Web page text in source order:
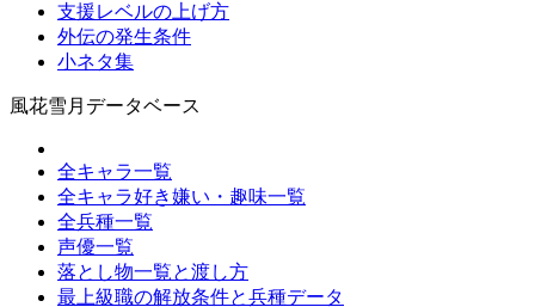
支援レベルの上げ方
外伝の発生条件
小ネタ集
風花雪月データベース
全キャラ一覧
全キャラ好き嫌い・趣味一覧
全兵種一覧
声優一覧
落とし物一覧と渡し方
最上級職の解放条件と兵種データ